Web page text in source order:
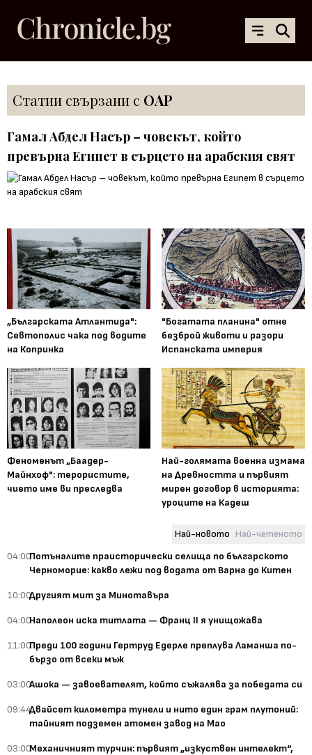
Статии свързани с ОАР
Гамал Абдел Насър – човекът, който
превърна Египет в сърцето на арабския свят
„Българската Атлантида":
Севтополис чака под водите
на Копринка
"Богатата планина" отне
безброй животи и разори
Испанската империя
Феноменът „Баадер-
Майнхоф": терористите,
чието име ви преследва
Най-голямата военна измама
на Древността и първият
мирен договор в историята:
уроците на Кадеш
Най-новото Най-четеното
04:00Потъналите праисторически селища по българското
Черноморие: какво лежи под водата от Варна до Китен
10:00Другият мит за Минотавъра
04:00Наполеон иска титлата — Франц II я унищожава
11:00Преди 100 години Гертруд Едерле преплува Ламанша по-
бързо от всеки мъж
03:00Ашока — завоевателят, който съжалява за победата си
09:44Двайсет километра тунели и нито един грам плутоний:
тайният подземен атомен завод на Мао
03:00Механичният турчин: първият „изкуствен интелект“,